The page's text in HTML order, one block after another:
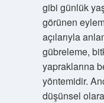
gibi günlük
görünen
açılarıyla
gübreleme,
yapraklarına
yöntemidir.
düşünsel